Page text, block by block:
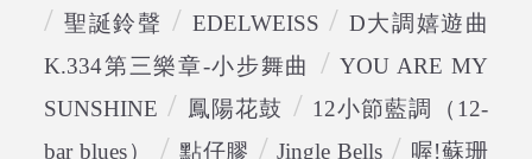
/ 聖誕鈴聲 / EDELWEISS / D大調嬉遊曲
K.334第三樂章-小步舞曲
/YOU ARE MY
SUNSHINE / 鳳陽花鼓 / 12小節藍調（12-
bar blues）
/ 點仔膠 /Jingle Bells / 喔!蘇珊